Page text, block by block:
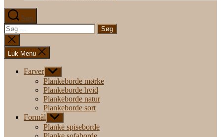
Søg
Søg
efter:
Luk
søgning
Luk Menu
Farver Vis
undermenu
Plankeborde mørke
Plankeborde hvid
Plankeborde natur
Plankeborde sort
Formål Vis
undermenu
Planke spiseborde